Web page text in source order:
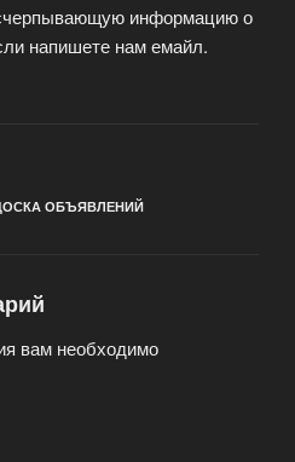
информацию о
напишете нам емайл.
ОБЪЯВЛЕНИЙ
вам необходимо